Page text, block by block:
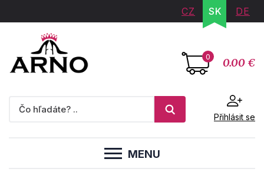
CZ SK DE
0 0.00 €
Přihlásit se
MENU